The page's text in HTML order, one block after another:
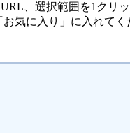
、選択範囲を1クリ
気に入り」に入れてく